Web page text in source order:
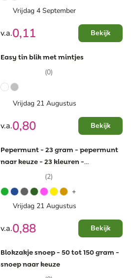
Vrijdag 4 September
v.a.0,11 Bekijk
Easy tin blik met mintjes
(0)
Vrijdag 21 Augustus
v.a.0,80 Bekijk
Pepermunt - 23 gram - pepermunt
naar keuze - 23 kleuren -
(2)
+
Vrijdag 21 Augustus
v.a.0,88 Bekijk
Blokzakje snoep - 50 tot 150 gram -
snoep naar keuze